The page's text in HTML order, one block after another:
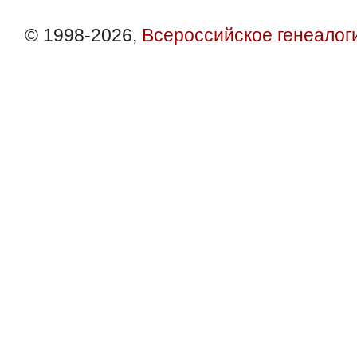
© 1998-2026, Всероссийское